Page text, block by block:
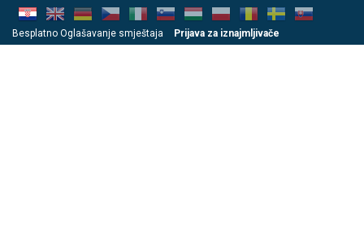
Besplatno Oglašavanje smještaja Prijava za iznajmljivače